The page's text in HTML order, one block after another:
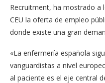
Recruitment, ha mostrado a
CEU la oferta de empleo
donde existe una gran
«La enfermería española
vanguardistas a nivel
al paciente es el eje central